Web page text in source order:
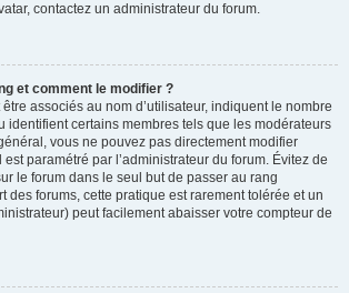
contactez un administrateur du forum.
et comment le modifier ?
associés au nom d’utilisateur, indiquent le nombre
identifient certains membres tels que les modérateurs
vous ne pouvez pas directement modifier
est paramétré par l’administrateur du forum. Évitez de
le forum dans le seul but de passer au rang
des forums, cette pratique est rarement tolérée et un
peut facilement abaisser votre compteur de